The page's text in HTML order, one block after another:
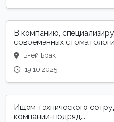
В компанию,
современных
Бней Брак
19.10.2025
Ищем технического
компании-подряд...